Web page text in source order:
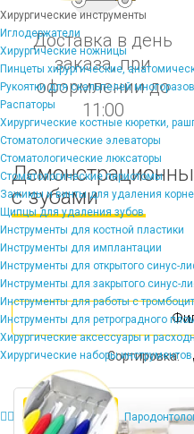
Хирургические инструменты
Иглодержатели
Хирургические ножницы
Пинцеты хирургические,
Рукоятки для скальпелей
Распаторы
Хирургические костные кюретки,
Стоматологические элеваторы
Стоматологические люксаторы
Стоматологические периотомы
Зажимы и винты для удаления
Щипцы для удаления зубов
Инструменты для костной пластики
Инструменты для имплантации
Инструменты для открытого синус-
Инструменты для закрытого синус-
Инструменты для работы с
Инструменты для ретроградного
Хирургические аксессуары и
Хирургические наборы инструментов
Доставка в день
заказа, при
оформлении до
11:00
с зубами
Сортировка:
Нет в наличии